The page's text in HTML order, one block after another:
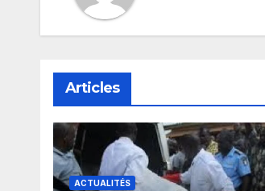
Articles
ACTUALITÉS